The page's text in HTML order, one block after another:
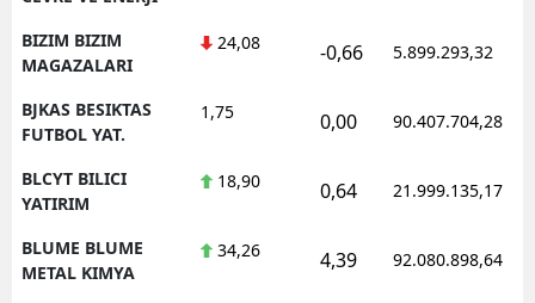
BIZIM BIZIM
MAGAZALARI
24,08 -0,66 5.899.293,32
BJKAS BESIKTAS
FUTBOL YAT.
1,75 0,00 90.407.704,28
BLCYT BILICI
YATIRIM
18,90 0,64 21.999.135,17
BLUME BLUME
METAL KIMYA
34,26 4,39 92.080.898,64